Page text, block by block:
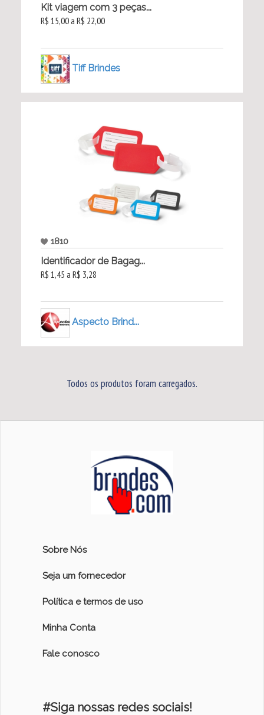
Kit viagem com 3 peças...
R$ 15,00 a R$ 22,00
Tiff Brindes
1810
Identificador de Bagag...
R$ 1,45 a R$ 3,28
Aspecto Brind...
Todos os produtos foram carregados.
Sobre Nós
Seja um fornecedor
Política e termos de uso
Minha Conta
Fale conosco
#Siga nossas redes sociais!